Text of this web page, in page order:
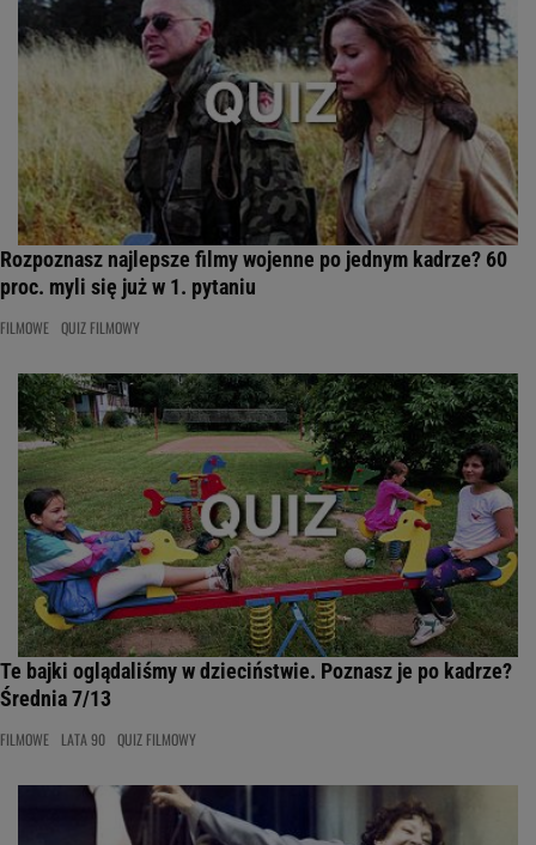
Rozpoznasz najlepsze filmy wojenne po jednym kadrze? 60
proc. myli się już w 1. pytaniu
FILMOWE QUIZ FILMOWY
Te bajki oglądaliśmy w dzieciństwie. Poznasz je po kadrze?
Średnia 7/13
FILMOWE LATA 90 QUIZ FILMOWY